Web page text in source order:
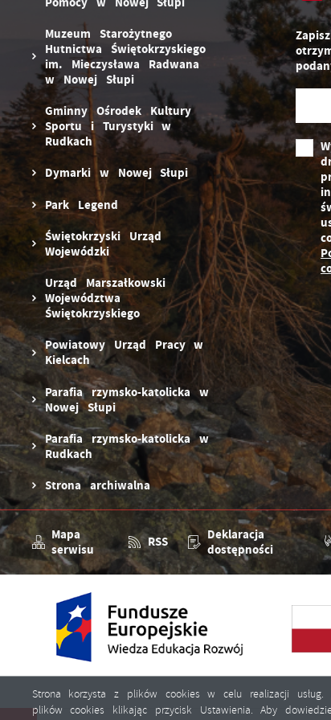
Muzeum Starożytnego
Hutnictwa Świętokrzyskiego
im. Mieczysława Radwana
w Nowej Słupi
Gminny Ośrodek Kultury
Sportu i Turystyki w
Rudkach
Dymarki w Nowej Słupi
Park Legend
Świętokrzyski Urząd
Wojewódzki
Urząd Marszałkowski
Województwa
Świętokrzyskiego
Powiatowy Urząd Pracy w
Kielcach
Parafia rzymsko-katolicka w
Nowej Słupi
Parafia rzymsko-katolicka w
Rudkach
Strona archiwalna
Mapa
serwisu
RSS
Deklaracja
dostępności
Copyright by nowaslupia.pl
Strona korzysta z plików cookies w celu realizacji
plików cookies klikając przycisk Ustawienia. Aby